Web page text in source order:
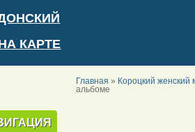
КАРТЕ
Главная » Короцкий женский
альбоме